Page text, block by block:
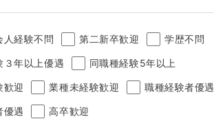
人経験不問 第二新卒歓迎 学歴不問
３年以上優遇 同職種経験5年以上
歓迎 業種未経験歓迎 職種経験者優遇
優遇 高卒歓迎